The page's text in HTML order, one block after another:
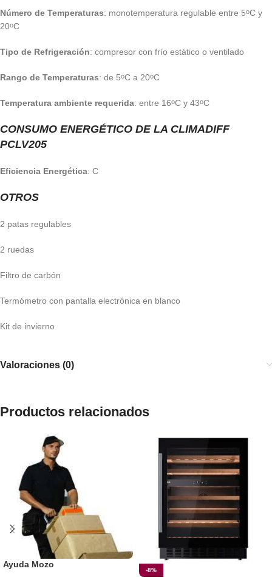
Número de Temperaturas: monotemperatura regulable entre 5oC y
20oC
Tipo de Refrigeración: compresor con frío estático o ventilado
Rango de Temperaturas: de 5oC a 20oC
Temperatura ambiente requerida: entre 16oC y 43oC
CONSUMO ENERGÉTICO DE LA CLIMADIFF
PCLV205
Eficiencia Energética: C
OTROS
2 patas regulables
2 ruedas
Filtro de carbón
Termómetro con pantalla electrónica en blanco
Kit de invierno
Valoraciones (0)
Productos relacionados
Ayuda Mozo
-8%